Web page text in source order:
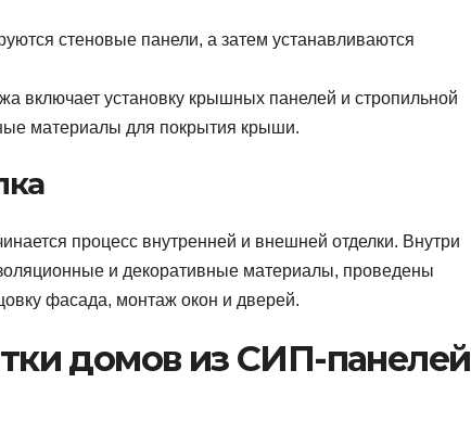
стеновые панели, а затем устанавливаются
включает установку крышных панелей и стропильной
материалы для покрытия крыши.
процесс внутренней и внешней отделки. Внутри
и декоративные материалы, проведены
фасада, монтаж окон и дверей.
домов из СИП-панелей